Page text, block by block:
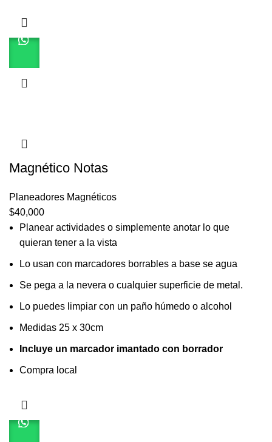
Magnético Notas
Planeadores Magnéticos
$40,000
Planear actividades o simplemente anotar lo que
quieran tener a la vista
Lo usan con marcadores borrables a base se agua
Se pega a la nevera o cualquier superficie de metal.
Lo puedes limpiar con un paño húmedo o alcohol
Medidas 25 x 30cm
Incluye un marcador imantado con borrador
Compra local